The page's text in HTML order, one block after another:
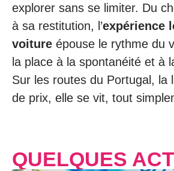
explorer sans se limiter. Du
à sa restitution, l’expérience
voiture épouse le rythme du
la place à la spontanéité et à
Sur les routes du Portugal, la
de prix, elle se vit, tout
QUELQUES